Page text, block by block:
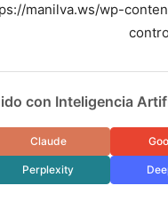
manilva.ws/wp-
con Inteligencia
Claude
Perplexity